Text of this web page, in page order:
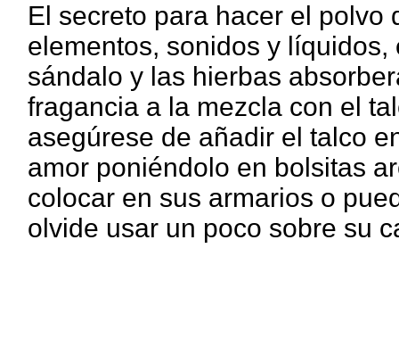
El secreto para hacer el polvo
elementos, sonidos y
sándalo y las hierbas
fragancia a la mezcla con el
asegúrese de añadir el talco
amor poniéndolo en bolsitas
colocar en sus armarios o
olvide usar un poco sobre su